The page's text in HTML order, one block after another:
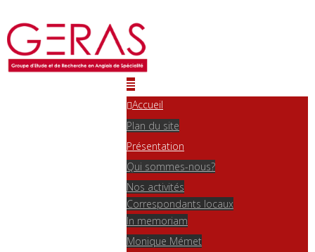
Accueil
Plan du site
Présentation
Qui sommes-nous?
Nos activités
Correspondants locaux
In memoriam
Monique Mémet